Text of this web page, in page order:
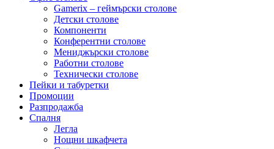
Gamerix – геймърски столове
Детски столове
Компоненти
Конферентни столове
Мениджърски столове
Работни столове
Технически столове
Пейки и табуретки
Промоции
Разпродажба
Спалня
Легла
Нощни шкафчета